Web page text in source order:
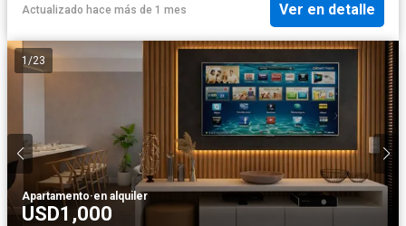
Actualizado hace más de 1 mes Ver en detalle
1 /23
Apartamento·en alquiler
USD1,000